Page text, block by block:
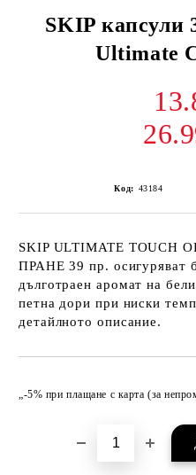
SKIP капсули
Ultimate
Код: 43184
SKIP ULTIMATE TOUCH
ПРАНЕ 39 пр. осигуряват
дълготраен аромат на
петна дори при ниски
детайлното описание.
„-5% при плащане с карта (за